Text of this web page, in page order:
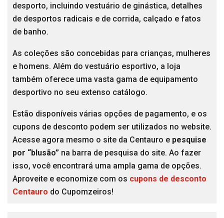
desporto, incluindo vestuário de ginástica, detalhes
de desportos radicais e de corrida, calçado e fatos
de banho.
As coleções são concebidas para crianças, mulheres
e homens. Além do vestuário esportivo, a loja
também oferece uma vasta gama de equipamento
desportivo no seu extenso catálogo.
Estão disponíveis várias opções de pagamento, e os
cupons de desconto podem ser utilizados no website.
Acesse agora mesmo o site da Centauro e pesquise
por “blusão” na barra de pesquisa do site. Ao fazer
isso, você encontrará uma ampla gama de opções.
Aproveite e economize com os cupons de desconto
Centauro do Cupomzeiros!